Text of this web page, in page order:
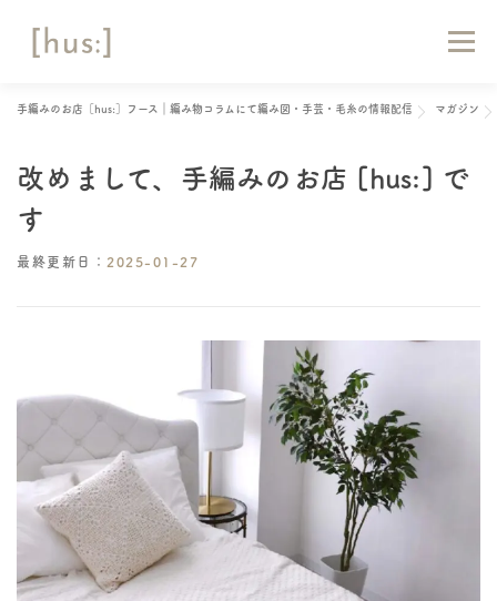
メニュー
手編みのお店［hus:］フース｜編み物コラムにて編み図・手芸・毛糸の情報配信 マガジン
改めまして、手編みのお店 [hus:] で
す
最終更新日： 2025-01-27